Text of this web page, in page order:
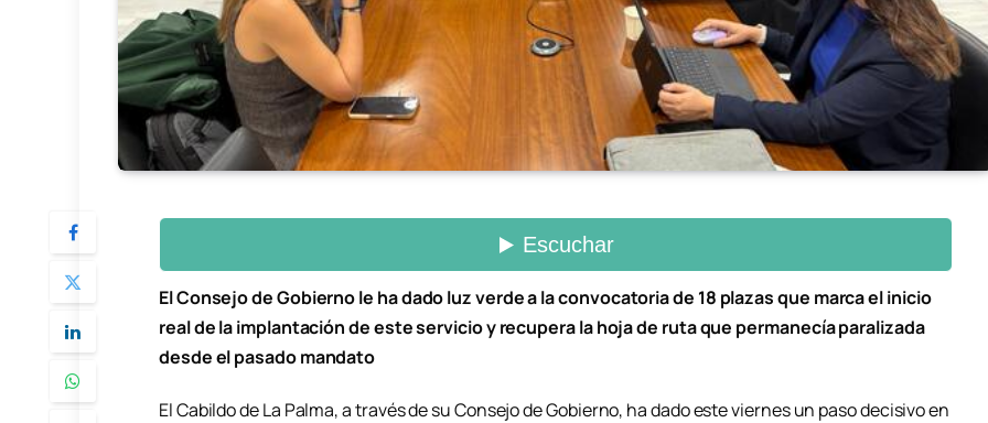
El Consejo de Gobierno le ha dado luz verde a la convocatoria de 18 plazas que marca el inicio
real de la implantación de este servicio y recupera la hoja de ruta que permanecía paralizada
desde el pasado mandato
El Cabildo de La Palma, a través de su Consejo de Gobierno, ha dado este viernes un paso decisivo en